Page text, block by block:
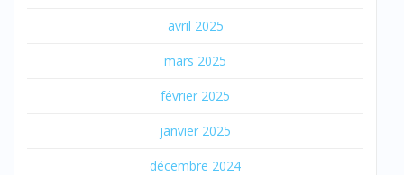
avril 2025
mars 2025
février 2025
janvier 2025
décembre 2024